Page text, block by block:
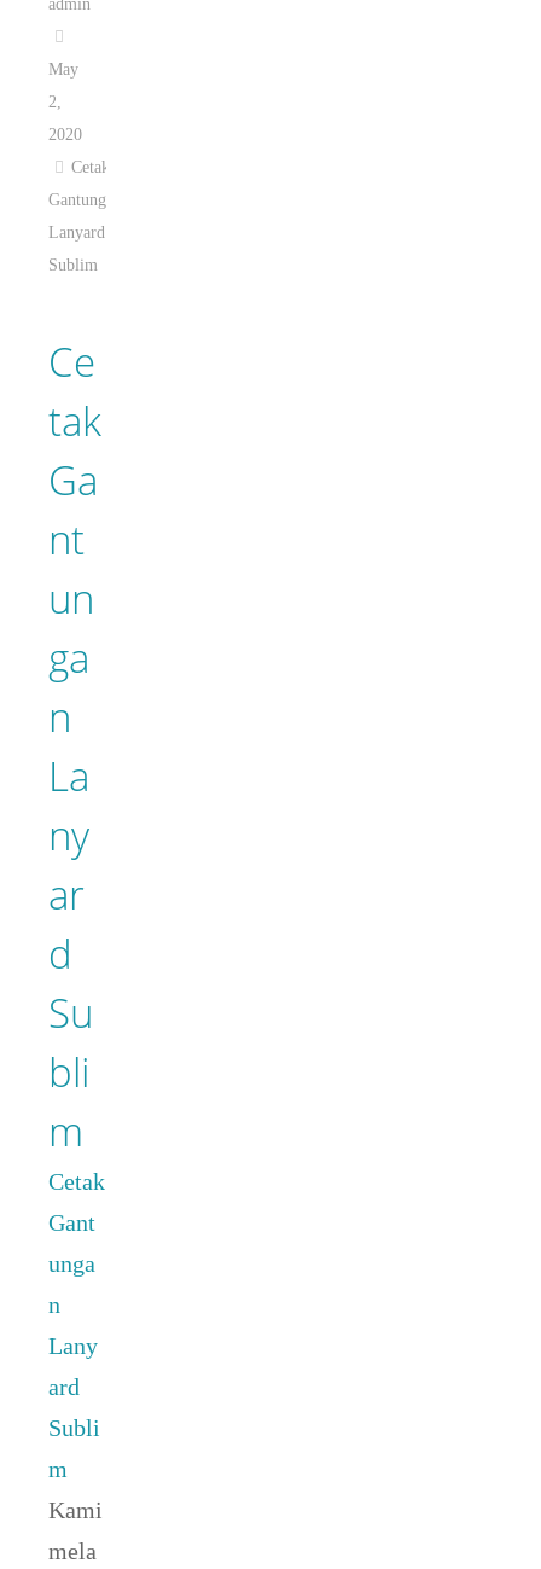
admin
May
2,
2020
Cetak
Gantungan
Lanyard
Sublim
Ce
tak
Ga
nt
un
ga
n
La
ny
ar
d
Su
bli
m
Cetak
Gant
unga
n
Lany
ard
Subli
m
Kami
mela